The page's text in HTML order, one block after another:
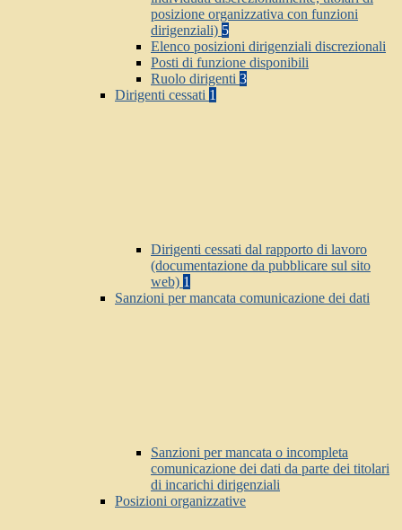
posizione organizzativa con funzioni
dirigenziali) 5
Elenco posizioni dirigenziali discrezionali
Posti di funzione disponibili
Ruolo dirigenti 3
Dirigenti cessati 1
Dirigenti cessati dal rapporto di lavoro
(documentazione da pubblicare sul sito
web) 1
Sanzioni per mancata comunicazione dei dati
Sanzioni per mancata o incompleta
comunicazione dei dati da parte dei titolari
di incarichi dirigenziali
Posizioni organizzative